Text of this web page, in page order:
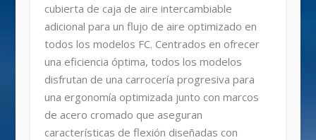
cubierta de caja de aire intercambiable
adicional para un flujo de aire optimizado en
todos los modelos FC. Centrados en ofrecer
una eficiencia óptima, todos los modelos
disfrutan de una carrocería progresiva para
una ergonomía optimizada junto con marcos
de acero cromado que aseguran
características de flexión diseñadas con